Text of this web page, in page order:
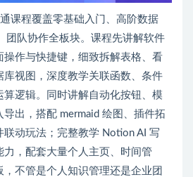
课程覆盖零基础入门、高阶数据
团队协作全板块。课程先讲解软件
操作与快捷键，细致拆解表格、看
库视图，深度教学关联函数、条件
算逻辑。同时讲解自动化按钮、模
出，搭配 mermaid 绘图、插件拓
联动玩法；完整教学 Notion AI 写
，配套大量个人主页、时间管
不管是个人知识管理还是企业团